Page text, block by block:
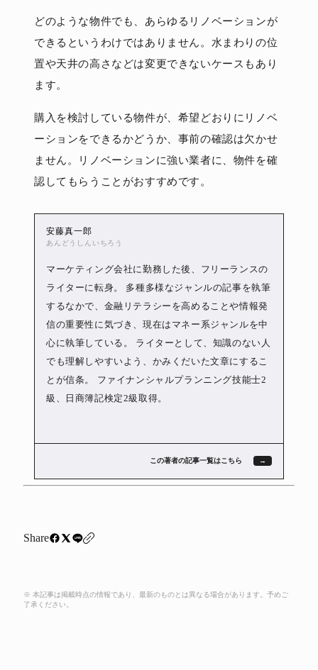
どのような物件でも、あらゆるリノベーションが
できるというわけではありません。水まわりの位
置や天井の高さなどは変更できないケースもあり
ます。
購入を検討している物件が、希望どおりにリノベ
ーションをできるかどうか、事前の確認は欠かせ
ません。リノベーションに強い業者に、物件を確
認してもらうことがおすすめです。
安藤真一郎
あんどうしんいちろう
マーケティング会社に勤務した後、フリーランスの
ライターに転身。 多種多様なジャンルの記事を執筆
するなかで、金融リテラシーを高めることや情報発
信の重要性に気づき、現在はマネー系ジャンルを中
心に執筆している。 ライターとして、知識のない人
でも理解しやすいよう、かみくだいた文章にするこ
とが信条。 ファイナンシャルプランニング技能士2
級、日商簿記検定2級取得。
この著者の記事一覧はこちら
Share
※ 本記事は掲載時点の情報であり、最新のものとは異なる場合があります。予めご
了承ください。